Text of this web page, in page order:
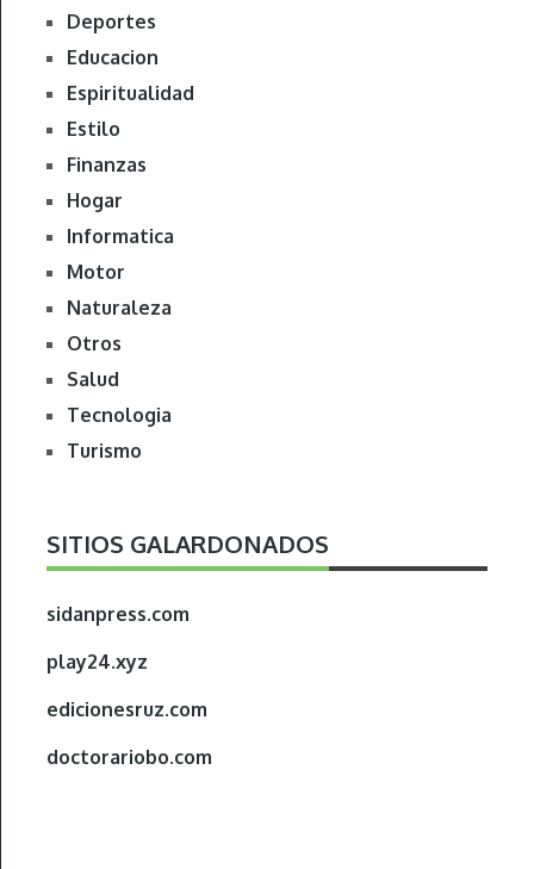
Deportes
Educacion
Espiritualidad
Estilo
Finanzas
Hogar
Informatica
Motor
Naturaleza
Otros
Salud
Tecnologia
Turismo
SITIOS GALARDONADOS
sidanpress.com
play24.xyz
edicionesruz.com
doctorariobo.com